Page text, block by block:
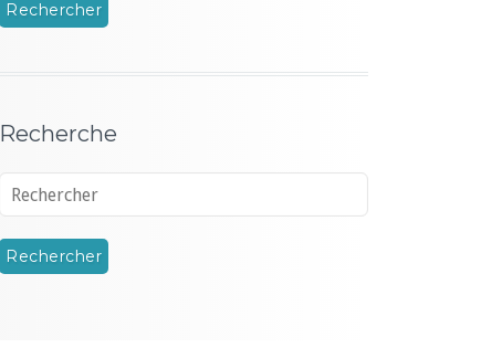
Recherche